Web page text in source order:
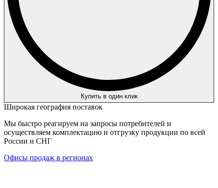
Купить в один клик
Широкая география поставок
Мы быстро реагируем на запросы потребителей и
осуществляем комплектацию и отгрузку продукции по всей
России и СНГ
Офисы продаж в регионах